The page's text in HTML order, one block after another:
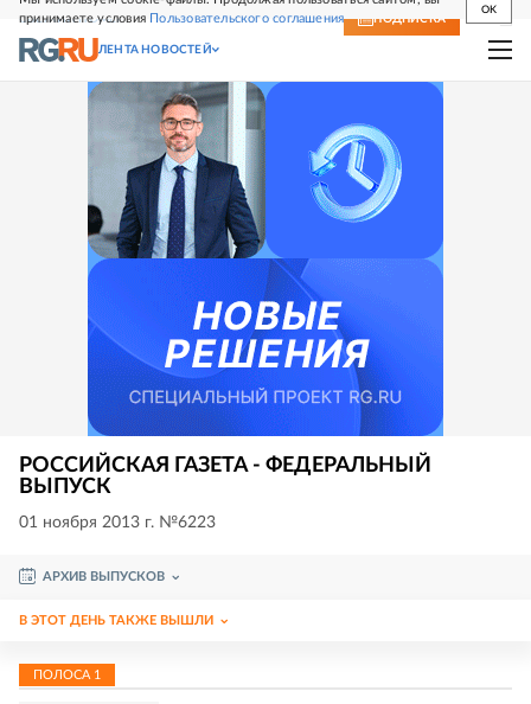
принимаете условия Пользовательского соглашения
OK
СВЕЖИЙ НОМЕР ПОДПИСКА
ЛЕНТА НОВОСТЕЙ
РОССИЙСКАЯ ГАЗЕТА - ФЕДЕРАЛЬНЫЙ
ВЫПУСК
01 ноября 2013 г. №6223
АРХИВ ВЫПУСКОВ
В ЭТОТ ДЕНЬ ТАКЖЕ ВЫШЛИ
ПОЛОСА 1